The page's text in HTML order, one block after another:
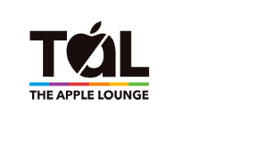
contenuto